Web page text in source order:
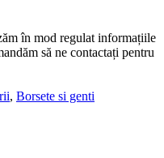
în mod regulat informațiile
să ne contactați pentru
, Borsete si genti